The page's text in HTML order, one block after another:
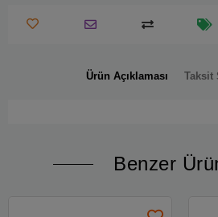
Ürün Açıklaması Taksit
Benzer